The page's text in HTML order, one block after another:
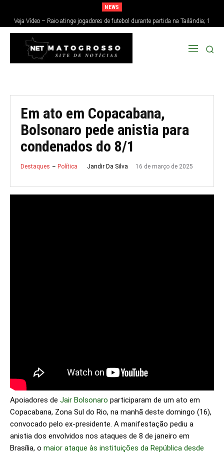
NEWS
Veja Vídeo – Raio atinge jogadores de futebol durante partida na Tailândia; 1
morre e 12 ficam feridos
Em ato em Copacabana,
Bolsonaro pede anistia para
condenados do 8/1
Destaques Política Jandir Da Silva 16 de março de 2025
Apoiadores de Jair Bolsonaro participaram de um ato em
Copacabana, Zona Sul do Rio, na manhã deste domingo (16),
convocado pelo ex-presidente. A manifestação pediu a
anistia dos envolvidos nos ataques de 8 de janeiro em
Brasília, o maior ataque às instituições da República desde